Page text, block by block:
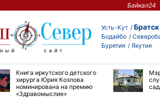
Байкал24
Усть-Кут Братск
Бодайбо
Бурятия
Якутия
Книга иркутского детского
хирурга Юрия Козлова
номинирована на премию
«Здравомыслие»